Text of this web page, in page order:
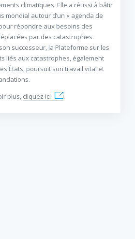
climatiques. Elle a réussi à bâtir
mondial autour d’un « agenda de
répondre aux besoins des
par des catastrophes.
successeur, la Plateforme sur les
liés aux catastrophes, également
États, poursuit son travail vital et
plus, cliquez ici .